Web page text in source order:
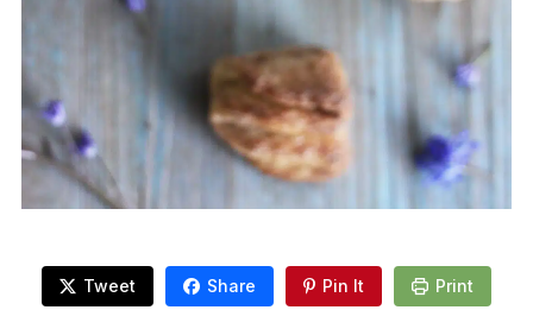
Tweet Share Pin It Print